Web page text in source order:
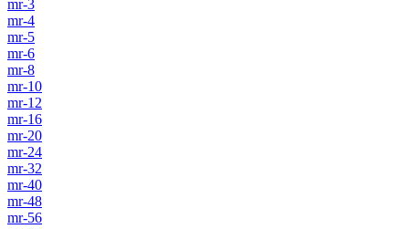
mr-3
mr-4
mr-5
mr-6
mr-8
mr-10
mr-12
mr-16
mr-20
mr-24
mr-32
mr-40
mr-48
mr-56